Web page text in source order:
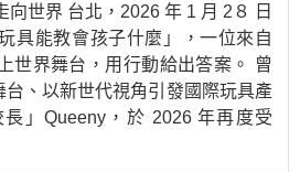
向世界 台北，2026 年 1 月 2８ 日
具能教會孩子什麼」，一位來自
世界舞台，用行動給出答案。 曾
、以新世代視角引發國際玩具產
」Queeny，於 2026 年再度受